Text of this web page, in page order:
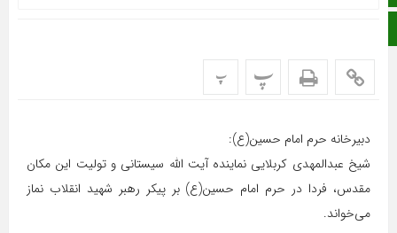
پ پ
دبیرخانه حرم امام حسین(ع):
شیخ عبدالمهدی کربلایی نماینده آیت الله سیستانی و تولیت این مکان
مقدس، فردا در حرم امام حسین(ع) بر پیکر رهبر شهید انقلاب نماز
می‌خواند.